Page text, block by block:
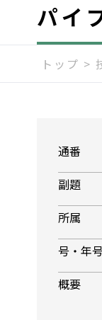
パイ
トップ >
通番
副題
所属
号・年
概要